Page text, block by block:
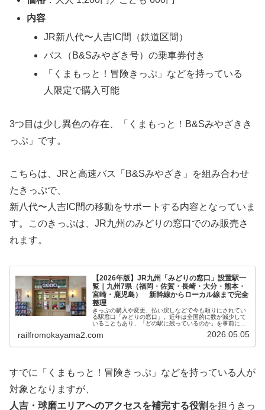
内容
JR新八代〜人吉IC間（鉄道区間）
バス（B&Sみやざき号）の乗車券付き
「くまもっと！冒険きっぷ」などを持っている
人限定で購入可能
3つ目は少し異色の存在、「くまもっと！B&Sみやざきき
っぷ」です。
こちらは、JRと高速バス「B&Sみやざき」を組み合わせ
たきっぷで、
新八代〜人吉IC間の移動をサポートする内容となっていま
す。このきっぷは、JR九州のみどりの窓口でのみ販売さ
れます。
【2026年版】JR九州「みどりの窓口」設置駅一
覧｜九州7県（福岡・佐賀・長崎・大分・熊本・
宮崎・鹿児島） 新幹線からローカル線まで完全
整理
きっぷの購入や変更、払い戻しなどで今も頼りにされてい
る駅窓口「みどりの窓口」。近年は全国的に数が減少して
いることもあり、「どの駅に残っているのか」を事前に知
州の『みどりの窓口』設置駅を、...
railfromokayama2.com 2026.05.05
すでに「くまもっと！冒険きっぷ」などを持っている人が
対象となりますが、
人吉・球磨エリアへのアクセスを補完する役割 を担うきっ